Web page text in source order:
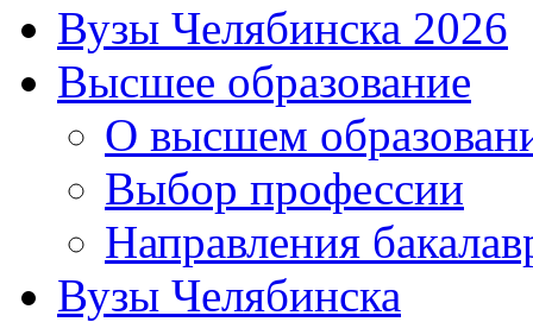
Вузы Челябинска 2026
Высшее образование
О высшем
Выбор профессии
Направления
Вузы Челябинска